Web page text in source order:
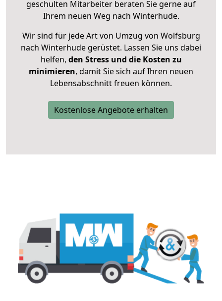
geschulten Mitarbeiter beraten Sie gerne auf
Ihrem neuen Weg nach Winterhude.
Wir sind für jede Art von Umzug von Wolfsburg
nach Winterhude gerüstet. Lassen Sie uns dabei
helfen, den Stress und die Kosten zu
minimieren, damit Sie sich auf Ihren neuen
Lebensabschnitt freuen können.
Kostenlose Angebote erhalten